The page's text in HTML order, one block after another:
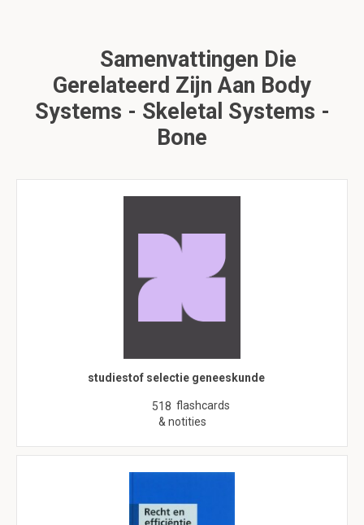
Samenvattingen Die
Gerelateerd Zijn Aan Body
Systems - Skeletal Systems -
Bone
studiestof selectie geneeskunde
518 flashcards
& notities